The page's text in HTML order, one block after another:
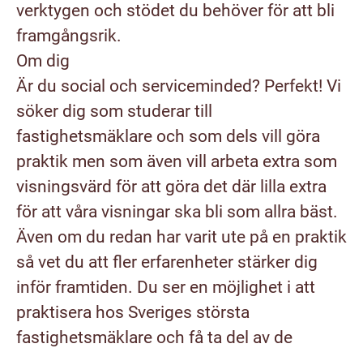
verktygen och stödet du behöver för att bli
framgångsrik.
Om dig
Är du social och serviceminded? Perfekt! Vi
söker dig som studerar till
fastighetsmäklare och som dels vill göra
praktik men som även vill arbeta extra som
visningsvärd för att göra det där lilla extra
för att våra visningar ska bli som allra bäst.
Även om du redan har varit ute på en praktik
så vet du att fler erfarenheter stärker dig
inför framtiden. Du ser en möjlighet i att
praktisera hos Sveriges största
fastighetsmäklare och få ta del av de